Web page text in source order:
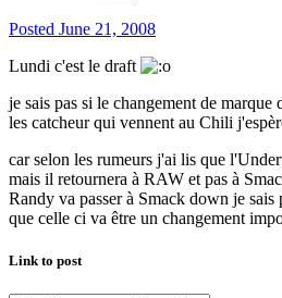
Posted June 21, 2008
Lundi c'est le draft
je sais pas si le changement de marque
les catcheur qui vennent au Chili
car selon les rumeurs j'ai lis que
mais il retournera à RAW et pas à
Randy va passer à Smack down je
que celle ci va être un changement
Link to post